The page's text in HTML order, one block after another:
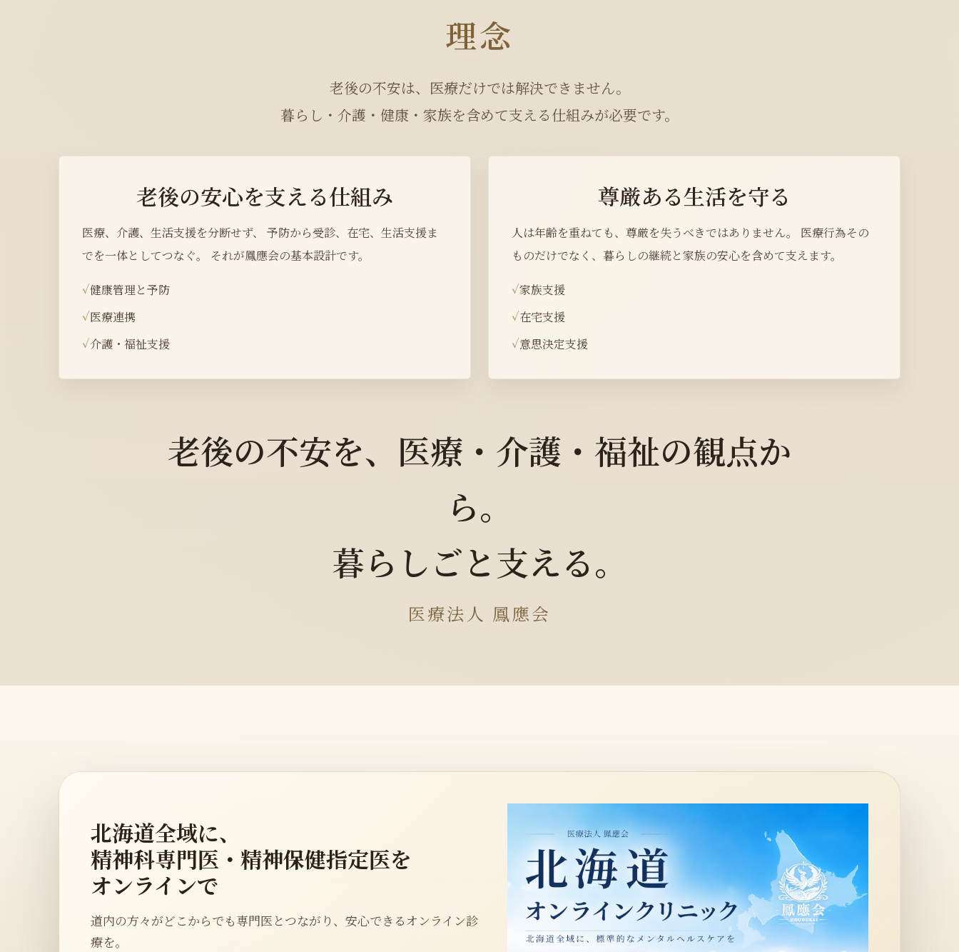
理念
老後の不安は、医療だけでは解決できません。
暮らし・介護・健康・家族を含めて支える仕組みが必要です。
老後の安心を支える仕組み
医療、介護、生活支援を分断せず、 予防から受診、在宅、生活支援ま
でを一体としてつなぐ。 それが鳳應会の基本設計です。
健康管理と予防
医療連携
介護・福祉支援
尊厳ある生活を守る
人は年齢を重ねても、尊厳を失うべきではありません。 医療行為その
ものだけでなく、暮らしの継続と家族の安心を含めて支えます。
家族支援
在宅支援
意思決定支援
老後の不安を、医療・介護・福祉の観点か
ら。
暮らしごと支える。
医療法人 鳳應会
北海道全域に、
精神科専門医・精神保健指定医を
オンラインで
道内の方々がどこからでも専門医とつながり、安心できるオンライン診
療を。